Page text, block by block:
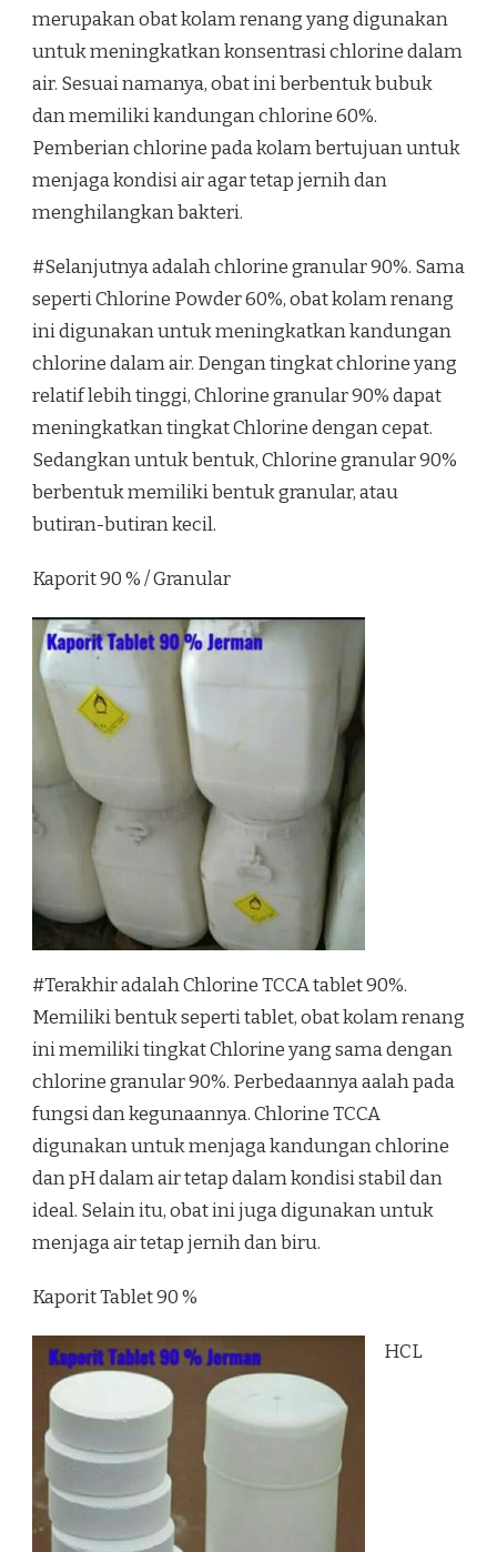
merupakan obat kolam renang yang digunakan
untuk meningkatkan konsentrasi chlorine dalam
air. Sesuai namanya, obat ini berbentuk bubuk
dan memiliki kandungan chlorine 60%.
Pemberian chlorine pada kolam bertujuan untuk
menjaga kondisi air agar tetap jernih dan
menghilangkan bakteri.
#Selanjutnya adalah chlorine granular 90%. Sama
seperti Chlorine Powder 60%, obat kolam renang
ini digunakan untuk meningkatkan kandungan
chlorine dalam air. Dengan tingkat chlorine yang
relatif lebih tinggi, Chlorine granular 90% dapat
meningkatkan tingkat Chlorine dengan cepat.
Sedangkan untuk bentuk, Chlorine granular 90%
berbentuk memiliki bentuk granular, atau
butiran-butiran kecil.
Kaporit 90 % / Granular
#Terakhir adalah Chlorine TCCA tablet 90%.
Memiliki bentuk seperti tablet, obat kolam renang
ini memiliki tingkat Chlorine yang sama dengan
chlorine granular 90%. Perbedaannya aalah pada
fungsi dan kegunaannya. Chlorine TCCA
digunakan untuk menjaga kandungan chlorine
dan pH dalam air tetap dalam kondisi stabil dan
ideal. Selain itu, obat ini juga digunakan untuk
menjaga air tetap jernih dan biru.
Kaporit Tablet 90 %
HCL